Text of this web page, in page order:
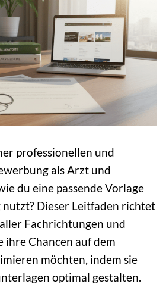
professionellen und
als Arzt und
du eine passende Vorlage
Dieser Leitfaden richtet
Fachrichtungen und
ihre Chancen auf dem
möchten, indem sie
optimal gestalten.